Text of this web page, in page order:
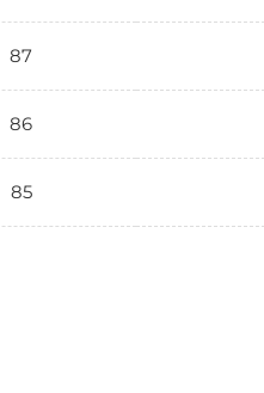
87
86
85